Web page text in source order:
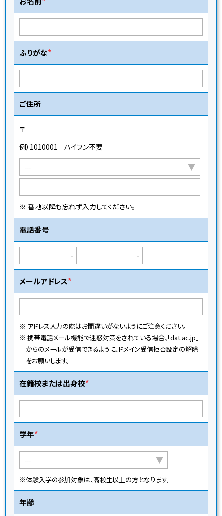
ふりがな
ご住所
〒
例）1010001 ハイフン不要
※ 番地以降も忘れず入力してください。
電話番号
- -
メールアドレス
※ アドレス入力の際はお間違いがないようにご注意ください。
※ 携帯電話メール機能で迷惑対策をされている場合、「dat.ac.jp」
からのメールが受信できるように、ドメイン受信拒否設定の解除
をお願いします。
在籍校または出身校
学年
※体験入学の参加対象は、高校生以上の方となります。
年齢